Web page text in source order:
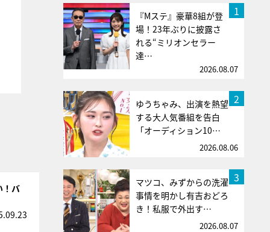
！バ
1
『Mステ』豪華8組が登
場！23年ぶりに披露さ
れる“ミリオンセラー
達…
2026.08.07
2
ゆうちゃみ、出演を熱望
する大人気番組を告白
「オーディション10…
2026.08.06
3
マツコ、みずからの洗濯
事情を明かし有吉おどろ
き！私服で外出す…
2026.08.07